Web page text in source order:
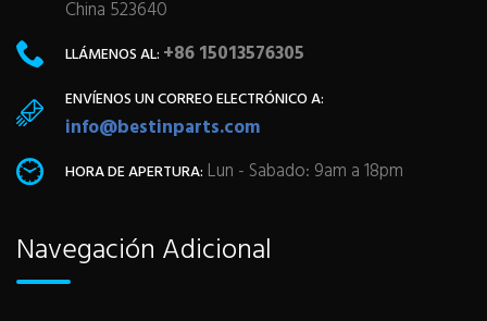
China 523640
LLÁMENOS AL: +86 15013576305
ENVÍENOS UN CORREO ELECTRÓNICO A:
info@bestinparts.com
HORA DE APERTURA: Lun - Sabado: 9am a 18pm
Navegación Adicional